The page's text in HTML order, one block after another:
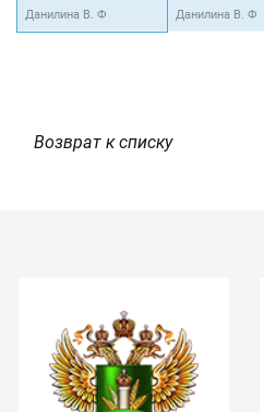
Данилина В. Ф
Данилина В. Ф
Возврат к списку